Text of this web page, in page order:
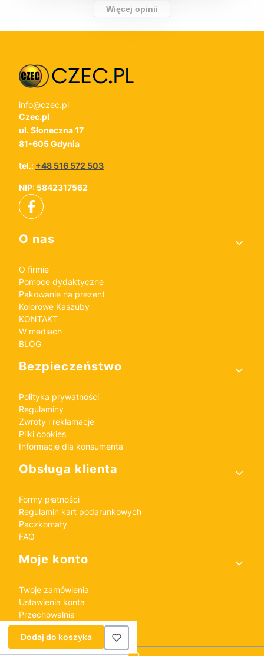
Więcej opinii
info@czec.pl
Czec.pl
ul. Słoneczna 17
81-605 Gdynia
tel.: +48 516 572 503
NIP: 5842317562
Linki w stopce
O nas
O firmie
Pomoce dydaktyczne
Pakowanie na prezent
Kolorowe Kaszuby
KONTAKT
W mediach
BLOG
Bezpieczeństwo
Polityka prywatności
Regulaminy
Zwroty i reklamacje
Pliki cookies
Informacje dla konsumenta
Obsługa klienta
Formy płatności
Regulamin kart podarunkowych
Paczkomaty
FAQ
Moje konto
Twoje zamówienia
Ustawienia konta
Przechowalnia
Dodaj do koszyka